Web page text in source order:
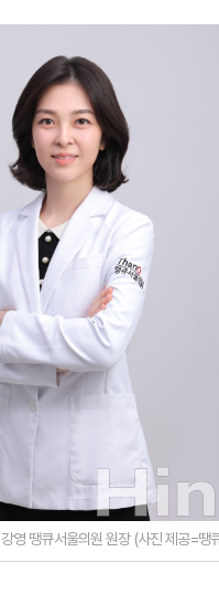
영 땡큐서울의원 원장 (사진 제공=땡